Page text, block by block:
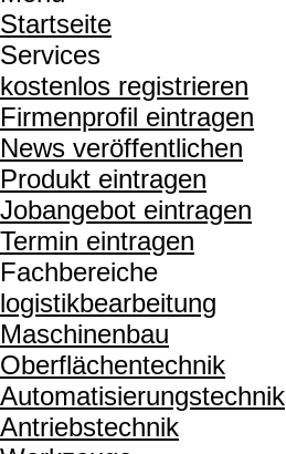
Startseite
Services
kostenlos registrieren
Firmenprofil eintragen
News veröffentlichen
Produkt eintragen
Jobangebot eintragen
Termin eintragen
Fachbereiche
logistikbearbeitung
Maschinenbau
Oberflächentechnik
Automatisierungstechnik
Antriebstechnik